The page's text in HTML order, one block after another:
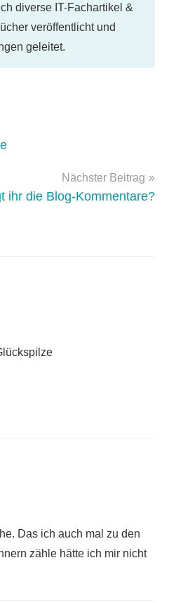
diverse IT-Fachartikel &
veröffentlicht und
geleitet.
Nächster Beitrag
ihr die Blog-Kommentare?
Das ich auch mal zu den
zähle hätte ich mir nicht